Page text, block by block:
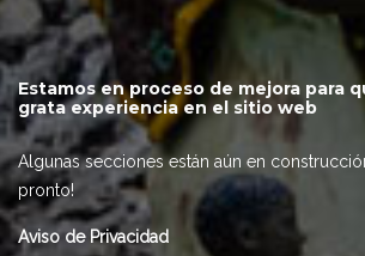
Estamos en proceso de mejora para
grata experiencia en el sitio web
Algunas secciones están aún en
pronto!
Aviso de Privacidad